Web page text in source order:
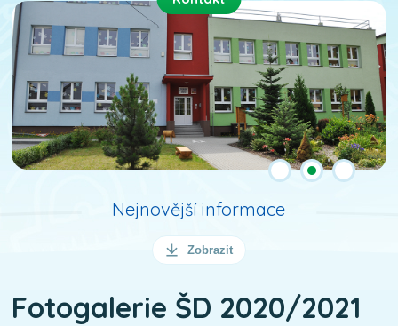
Nejnovější informace
Zobrazit
Fotogalerie ŠD 2020/2021